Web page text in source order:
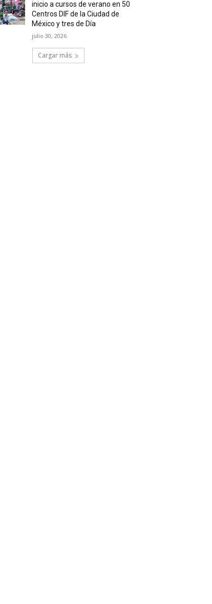
inicio a cursos de verano en 50
Centros DIF de la Ciudad de
México y tres de Día
julio 30, 2026
Cargar más